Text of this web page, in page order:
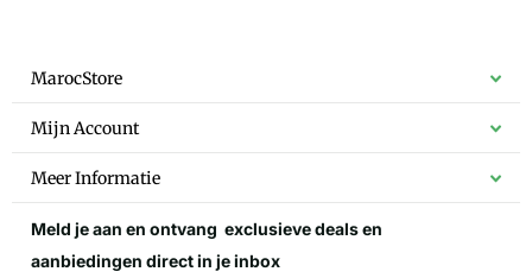
MarocStore
Mijn Account
Meer Informatie
Meld je aan en ontvang exclusieve dealsen
aanbiedingen direct in je inbox